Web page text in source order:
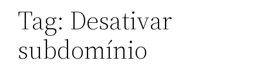
Tag: Desativar
subdomínio